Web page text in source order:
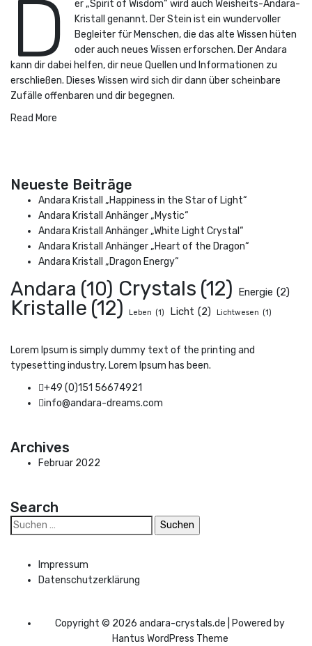
D
er „Spirit of Wisdom“ wird auch Weisheits-Andara-
Kristall genannt. Der Stein ist ein wundervoller
Begleiter für Menschen, die das alte Wissen hüten
oder auch neues Wissen erforschen. Der Andara
kann dir dabei helfen, dir neue Quellen und Informationen zu
erschließen. Dieses Wissen wird sich dir dann über scheinbare
Zufälle offenbaren und dir begegnen.
Read More
Neueste Beiträge
Andara Kristall „Happiness in the Star of Light“
Andara Kristall Anhänger „Mystic“
Andara Kristall Anhänger „White Light Crystal“
Andara Kristall Anhänger „Heart of the Dragon“
Andara Kristall „Dragon Energy“
Andara (10) Crystals (12) Energie (2)
Kristalle (12) Leben (1) Licht (2) Lichtwesen (1)
Lorem Ipsum is simply dummy text of the printing and
typesetting industry. Lorem Ipsum has been.
+49 (0)151 56674921
info@andara-dreams.com
Archives
Februar 2022
Search
Suchen
nach:
Impressum
Datenschutzerklärung
Copyright © 2026 andara-crystals.de | Powered by
Hantus WordPress Theme